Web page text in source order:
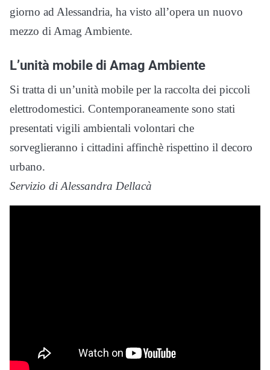
giorno ad Alessandria, ha visto all’opera un nuovo
mezzo di Amag Ambiente.
L’unità mobile di Amag Ambiente
Si tratta di un’unità mobile per la raccolta dei piccoli
elettrodomestici. Contemporaneamente sono stati
presentati vigili ambientali volontari che
sorveglieranno i cittadini affinchè rispettino il decoro
urbano.
Servizio di Alessandra Dellacà